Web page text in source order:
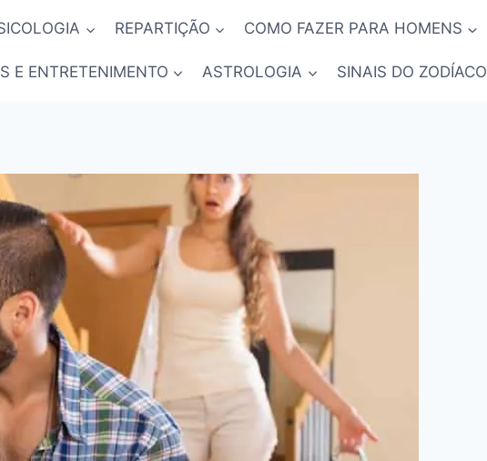
REPARTIÇÃO COMO FAZER PARA HOMENS
E ENTRETENIMENTO ASTROLOGIA SINAIS DO ZODÍACO